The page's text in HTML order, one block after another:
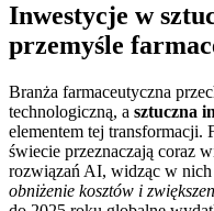
Inwestycje w
przemyśle
Branża farmaceutyczna
technologiczną, a sztuczna
elementem tej transformacji.
świecie przeznaczają coraz
rozwiązań AI, widząc w nich
obniżenie kosztów i